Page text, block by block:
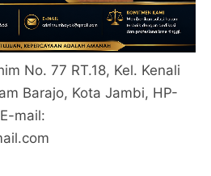
No. 77 RT.18, Kel. Kenali
Barajo, Kota Jambi, HP-
mail: